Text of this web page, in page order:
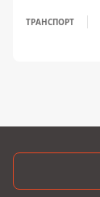
ТРАНСПОРТ